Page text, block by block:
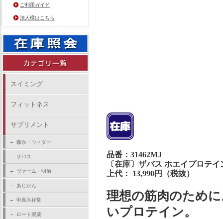
ご利用ガイド
法人様はこちら
スイミング
フィットネス
サプリメント
森永・ウィダー
ザバス
ヴァーム・明治
あじかん
中島大祥堂
ロート製薬
品番：31462MJ
〔在庫〕ザバス ホエイプロテ
上代： 13,990円（税抜）
理想の筋肉のため
いプロテイン。